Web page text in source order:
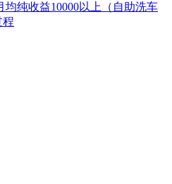
均纯收益10000以上（自助洗车
程